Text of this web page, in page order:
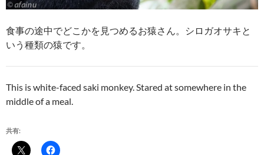
食事の途中でどこかを見つめるお猿さん。シロガオサキと
いう種類の猿です。
This is white-faced saki monkey. Stared at somewhere in the
middle of a meal.
共有: